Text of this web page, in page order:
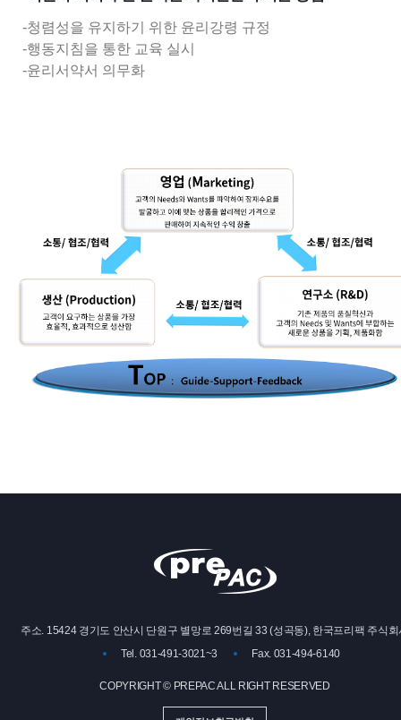
청렴성을 유지하기 위한 윤리강령 규정
행동지침을 통한 교육 실시
윤리서약서 의무화
주소. 15424 경기도 안산시 단원구 별망로 269번길 33 (성곡동), 한국프리팩 주식회
Tel. 031-491-3021~3
Fax. 031-494-6140
COPYRIGHT © PREPAC ALL RIGHT RESERVED